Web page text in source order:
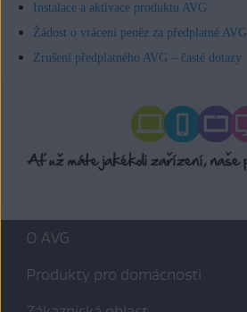
Instalace a aktivace produktu AVG
Žádost o vrácení peněz za předplatné AVG
Zrušení předplatného AVG – časté dotazy
O AVG
Produkty pro domácnosti